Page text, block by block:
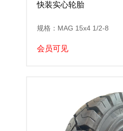
快装实心轮胎
规格：MAG 15x4 1/2-8
会员可见